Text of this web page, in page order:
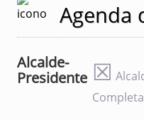
Agenda
Alcalde-
Presidente ☒
Completa